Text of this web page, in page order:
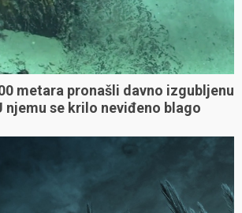
metara pronašli davno izgubljenu
njemu se krilo neviđeno blago